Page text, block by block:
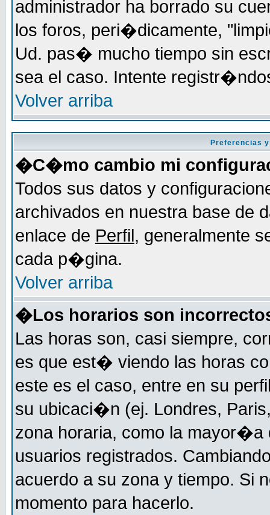
administrador ha borrado su
los foros, peri�dicamente,
Ud. pas� mucho tiempo sin
sea el caso. Intente
Volver arriba
Preferencias
�C�mo cambio mi
Todos sus datos y
archivados en nuestra base de
enlace de Perfil, generalmente
cada p�gina.
Volver arriba
�Los horarios son
Las horas son, casi siempre,
es que est� viendo las horas
este es el caso, entre en su
su ubicaci�n (ej. Londres,
zona horaria, como la mayor�a
usuarios registrados.
acuerdo a su zona y tiempo. Si
momento para hacerlo.